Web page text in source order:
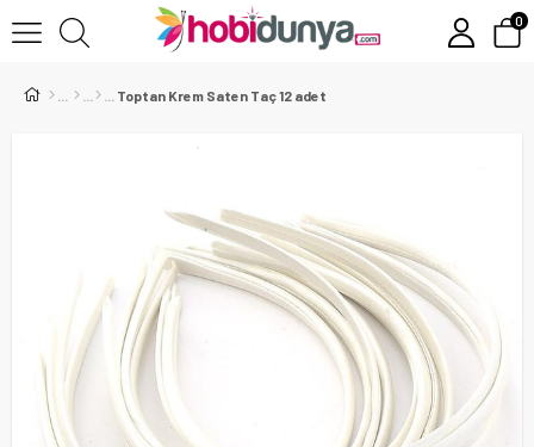
0
Toptan Krem Saten Taç 12 adet